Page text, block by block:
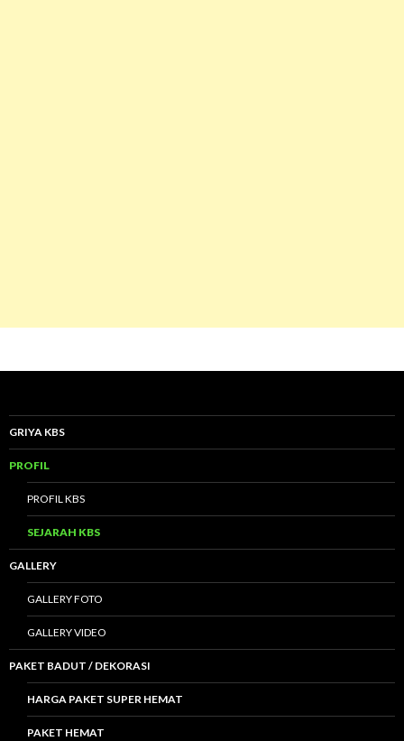
GRIYA KBS
PROFIL
PROFIL KBS
SEJARAH KBS
GALLERY
GALLERY FOTO
GALLERY VIDEO
PAKET BADUT / DEKORASI
HARGA PAKET SUPER HEMAT
PAKET HEMAT